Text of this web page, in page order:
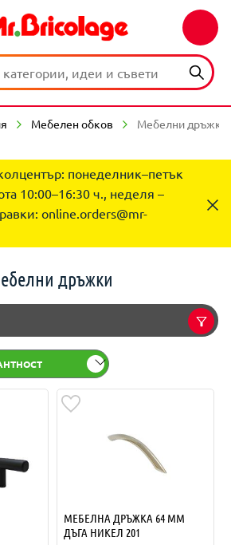
Мебелен обков Мебелни дръжки
понеделник–петък
10:00–16:30 ч., неделя –
online.orders@mr-
дръжки
МЕБЕЛНА ДРЪЖКА 64 ММ
ДЪГА НИКЕЛ 201